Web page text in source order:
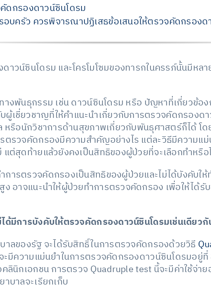
ดกรองดาวน์ซินโดรม
ครัว ควรพิจารณาปฏิเสธข้อเสนอให้ตรวจคัดกรองด
าวน์ซินโดรม และโครโมโซมของทารกในครรภ์นั้นมีหล
งพันธุกรรม เช่น ดาวน์ซินโดรม หรือ ปัญหาที่เกี่ยวข้อง
เชี่ยวชาญที่ให้คำแนะนำเกี่ยวกับการตรวจคัดกรองด
หรือนักวิชาการด้านสุขภาพเกี่ยวกับพันธุศาสตร์ก็ได้ โด
ตรวจคัดกรองมีความสำคัญอย่างไร แต่ละวิธีมีความแม่
ต่สุดท้ายแล้วยังคงเป็นสิทธิของผู้ป่วยที่จะเลือกทำหรือ
การตรวจคัดกรองเป็นสิทธิของผู้ป่วยและไม่ได้บังคับใ
ง อาจแนะนำให้ผู้ป่วยทำการตรวจคัดกรอง เพื่อให้ได้
ด้มีการบังคับให้ตรวจคัดกรองดาวน์ซินโดรมเช่นเดียว
าลของรัฐ จะได้รับสิทธิ์ในการตรวจคัดกรองด้วยวิธี
ะมีความแม่นยำในการตรวจคัดกรองดาวน์ซินโดรมอ
คลินิกเอกชน การตรวจ Quadruple test นี้จะมีค่าใช้จ่
บาลจะเรียกเก็บ